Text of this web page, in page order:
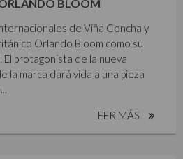
BLOOM
de Viña Concha y
Orlando Bloom como su
protagonista de la nueva
la marca dará vida a una pieza
LEER MÁS